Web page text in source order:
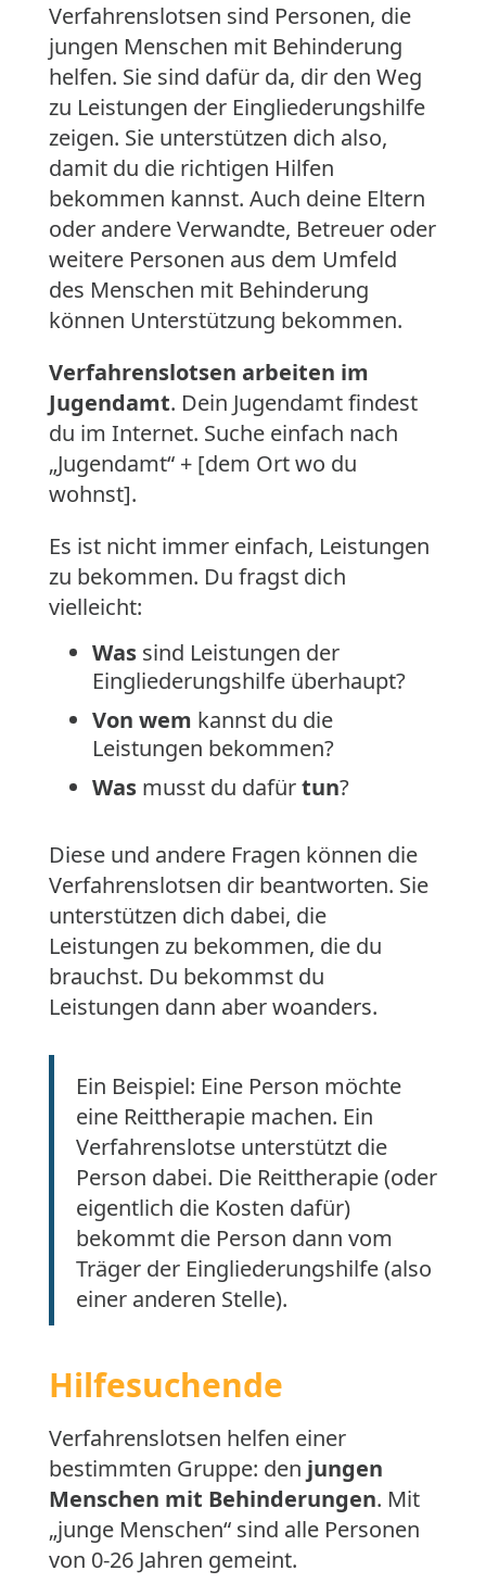
Verfahrenslotsen sind Personen, die
jungen Menschen mit Behinderung
helfen. Sie sind dafür da, dir den Weg
zu Leistungen der Eingliederungshilfe
zeigen. Sie unterstützen dich also,
damit du die richtigen Hilfen
bekommen kannst. Auch deine Eltern
oder andere Verwandte, Betreuer oder
weitere Personen aus dem Umfeld
des Menschen mit Behinderung
können Unterstützung bekommen.
Verfahrenslotsen arbeiten im
Jugendamt. Dein Jugendamt findest
du im Internet. Suche einfach nach
„Jugendamt“ + [dem Ort wo du
wohnst].
Es ist nicht immer einfach, Leistungen
zu bekommen. Du fragst dich
vielleicht:
Wassind Leistungen der
Eingliederungshilfe überhaupt?
Von wem kannst du die
Leistungen bekommen?
Wasmusst du dafürtun?
Diese und andere Fragen können die
Verfahrenslotsen dir beantworten. Sie
unterstützen dich dabei, die
Leistungen zu bekommen, die du
brauchst. Du bekommst du
Leistungen dann aber woanders.
Ein Beispiel: Eine Person möchte
eine Reittherapie machen. Ein
Verfahrenslotse unterstützt die
Person dabei. Die Reittherapie (oder
eigentlich die Kosten dafür)
bekommt die Person dann vom
Träger der Eingliederungshilfe (also
einer anderen Stelle).
Hilfesuchende
Verfahrenslotsen helfen einer
bestimmten Gruppe: den jungen
Menschen mit Behinderungen. Mit
„junge Menschen“ sind alle Personen
von 0-26 Jahren gemeint.